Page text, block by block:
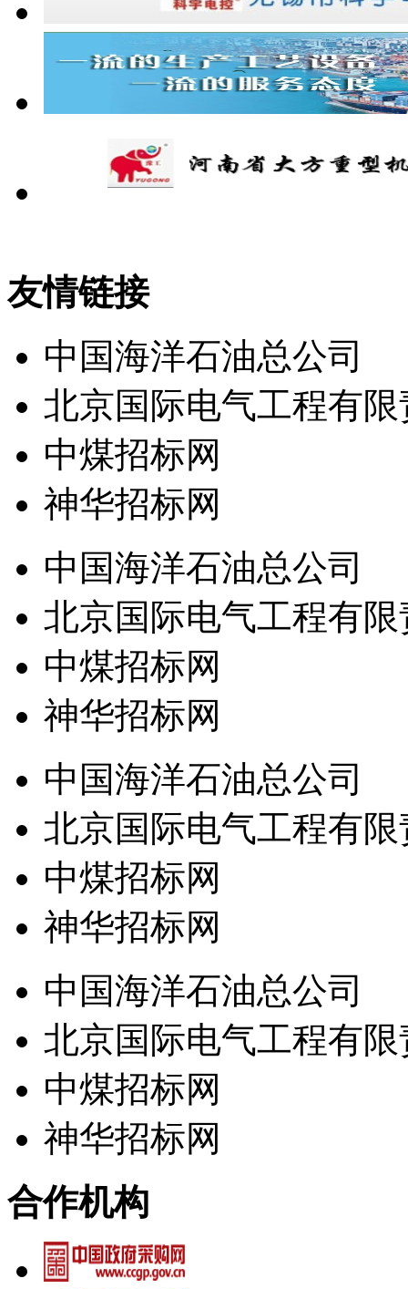
友情链接
中国海洋石油总公司
北京国际电气工程有
中煤招标网
神华招标网
中国海洋石油总公司
北京国际电气工程有
中煤招标网
神华招标网
中国海洋石油总公司
北京国际电气工程有
中煤招标网
神华招标网
中国海洋石油总公司
北京国际电气工程有
中煤招标网
神华招标网
合作机构